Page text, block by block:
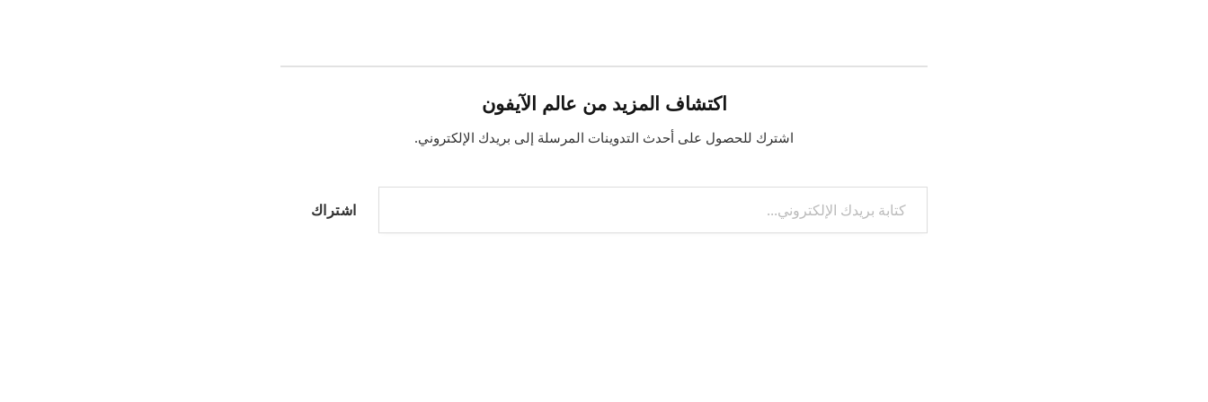
اكتشاف المزيد من عالم الآيفون
اشترك للحصول على أحدث التدوينات المرسلة إلى بريدك الإلكتروني.
كتابة بريدك الإلكتروني...
اشتراك